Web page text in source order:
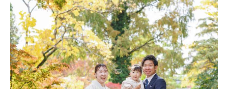
あとからライフブックキャンペーン
フォトブックの新規作成・増刷
「家族の大切な１冊」のお届けをお約束します
// オススメする理由 //